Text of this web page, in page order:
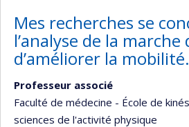
Mes recherches se
l’analyse de la
d’améliorer la mobilité.
Professeur associé
Faculté de médecine - École de
sciences de l'activité physique